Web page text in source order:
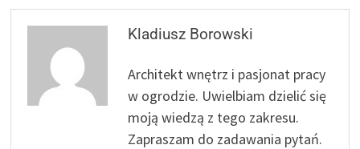
Kladiusz Borowski
Architekt wnętrz i pasjonat pracy
w ogrodzie. Uwielbiam dzielić się
moją wiedzą z tego zakresu.
Zapraszam do zadawania pytań.